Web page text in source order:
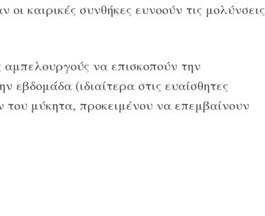
οι καιρικές συνθήκες ευνοούν τις μολύνσεις
να επισκοπούν την
εβδομάδα (ιδιαίτερα στις ευαίσθητες
του μύκητα, προκειμένου να επεμβαίνουν